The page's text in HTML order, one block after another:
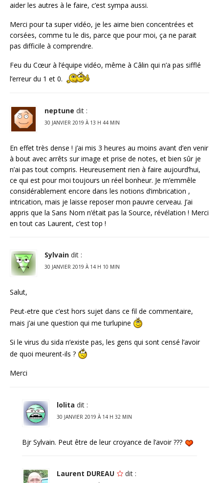
aider les autres à le faire, c’est sympa aussi.
Merci pour ta super vidéo, je les aime bien concentrées et
corsées, comme tu le dis, parce que pour moi, ça ne parait
pas difficile à comprendre.
Feu du Cœur à l’équipe vidéo, même à Câlin qui n’a pas sifflé
l’erreur du 1 et 0.
neptune dit :
30 JANVIER 2019 À 13 H 44 MIN
En effet très dense ! j’ai mis 3 heures au moins avant d’en venir
à bout avec arrêts sur image et prise de notes, et bien sûr je
n’ai pas tout compris. Heureusement rien à faire aujourd’hui,
ce qui est pour moi toujours un réel bonheur. Je m’emmêle
considérablement encore dans les notions d’imbrication ,
intrication, mais je laisse reposer mon pauvre cerveau. J’ai
appris que la Sans Nom n’était pas la Source, révélation ! Merci
en tout cas Laurent, c’est top !
Sylvain dit :
30 JANVIER 2019 À 14 H 10 MIN
Salut,
Peut-etre que c’est hors sujet dans ce fil de commentaire,
mais j’ai une question qui me turlupine
Si le virus du sida n’existe pas, les gens qui sont censé l’avoir
de quoi meurent-ils ?
Merci
lolita dit :
30 JANVIER 2019 À 14 H 32 MIN
Bjr Sylvain. Peut être de leur croyance de l’avoir ???
Laurent DUREAU dit :